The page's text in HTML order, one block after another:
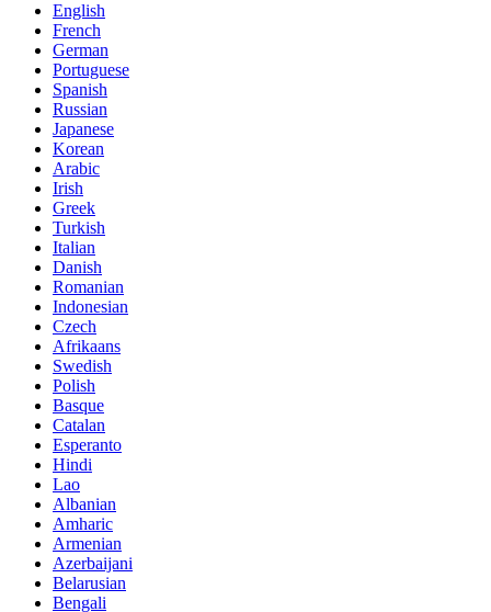
English
French
German
Portuguese
Spanish
Russian
Japanese
Korean
Arabic
Irish
Greek
Turkish
Italian
Danish
Romanian
Indonesian
Czech
Afrikaans
Swedish
Polish
Basque
Catalan
Esperanto
Hindi
Lao
Albanian
Amharic
Armenian
Azerbaijani
Belarusian
Bengali